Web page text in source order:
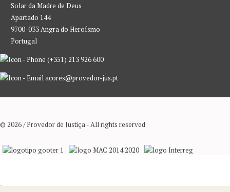
Solar da Madre de Deus
Apartado 144
9700-033 Angra do Heroísmo
Portugal
(+351) 213 926 600
acores@provedor-jus.pt
© 2026 / Provedor de Justiça - All rights reserved